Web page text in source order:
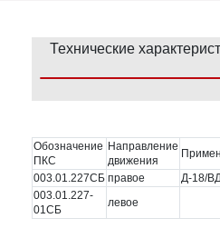
Технические
Обозначение
ПКС
Направление
движения
003.01.227СБ правое Д-18/
003.01.227-
01СБ
левое